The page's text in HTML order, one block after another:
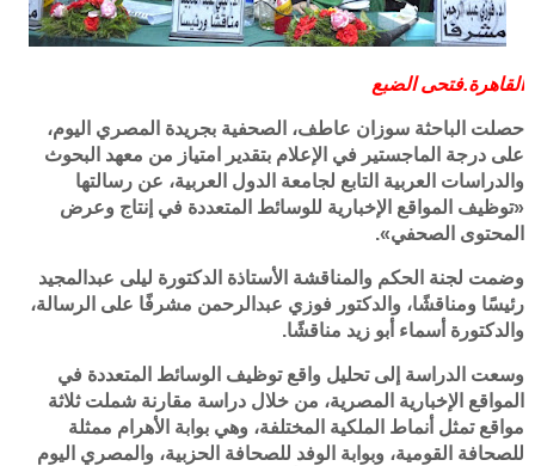
القاهرة.فتحى الضبع
حصلت الباحثة سوزان عاطف، الصحفية بجريدة المصري اليوم،
على درجة الماجستير في الإعلام بتقدير امتياز من معهد البحوث
والدراسات العربية التابع لجامعة الدول العربية، عن رسالتها
«توظيف المواقع الإخبارية للوسائط المتعددة في إنتاج وعرض
المحتوى الصحفي».
وضمت لجنة الحكم والمناقشة الأستاذة الدكتورة ليلى عبدالمجيد
رئيسًا ومناقشًا، والدكتور فوزي عبدالرحمن مشرفًا على الرسالة،
والدكتورة أسماء أبو زيد مناقشًا.
وسعت الدراسة إلى تحليل واقع توظيف الوسائط المتعددة في
المواقع الإخبارية المصرية، من خلال دراسة مقارنة شملت ثلاثة
مواقع تمثل أنماط الملكية المختلفة، وهي بوابة الأهرام ممثلة
للصحافة القومية، وبوابة الوفد للصحافة الحزبية، والمصري اليوم